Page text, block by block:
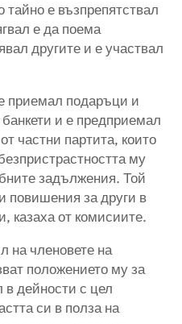
тайно е възпрепятствал
е да поема
другите и е участвал
приемал подаръци и
и е предприемал
частни партита, които
му
задължения. Той
повишения за други в
казаха от комисиите.
на членовете на
положението му за
в дейности с цел
си в полза на